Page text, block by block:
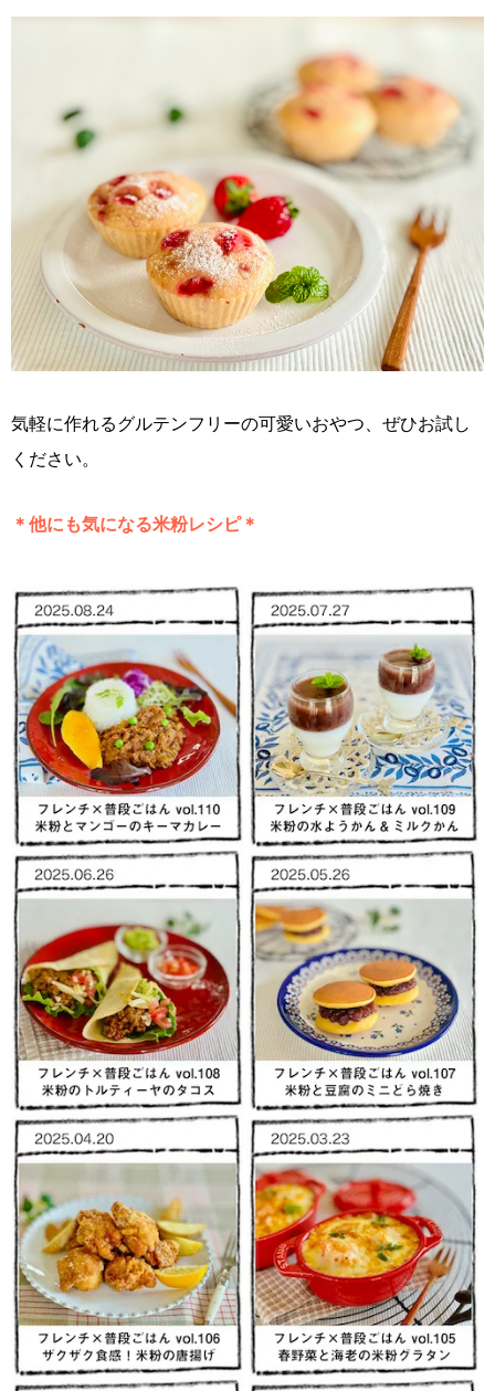
気軽に作れるグルテンフリーの可愛いおやつ、ぜひお試し
ください。
＊他にも気になる米粉レシピ＊